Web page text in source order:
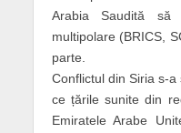
Arabia Saudită să
multipolare (BRICS,
parte.
Conflictul din Siria s-
ce țările sunite din
Emiratele Arabe